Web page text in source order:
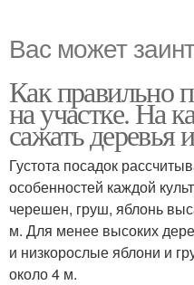
Вас может
Как правильно
на участке. На
сажать деревья
Густота посадок
особенностей каждой
черешен, груш, яблонь
м. Для менее высоких
и низкорослые яблони и
около 4 м.